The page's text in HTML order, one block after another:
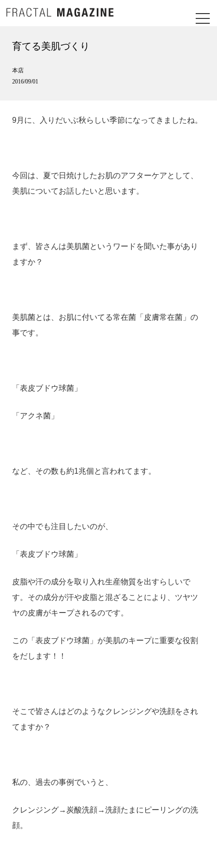
育てる美肌づくり
本店
2016/09/01
9月に、入りだいぶ秋らしい季節になってきましたね。
今回は、夏で日焼けしたお肌のアフターケアとして、
美肌についてお話したいと思います。
まず、皆さんは美肌菌というワードを聞いた事があり
ますか？
美肌菌とは、お肌に付いてる常在菌「皮膚常在菌」の
事です。
「表皮ブドウ球菌」
「アクネ菌」
など、その数も約1兆個と言われてます。
その中でも注目したいのが、
「表皮ブドウ球菌」
皮脂や汗の成分を取り入れ生産物質を出すらしいで
す。その成分が汗や皮脂と混ざることにより、ツヤツ
ヤの皮膚がキープされるのです。
この「表皮ブドウ球菌」が美肌のキープに重要な役割
をだします！！
そこで皆さんはどのようなクレンジングや洗顔をされ
てますか？
私の、過去の事例でいうと、
クレンジング→炭酸洗顔→洗顔たまにピーリングの洗
顔。